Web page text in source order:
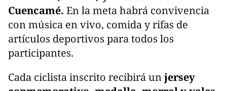
Cuencamé. En la meta habrá convivencia
con música en vivo, comida y rifas de
artículos deportivos para todos los
participantes.
Cada ciclista inscrito recibirá unjersey